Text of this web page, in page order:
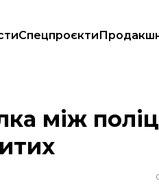
Спецпроєкти
між